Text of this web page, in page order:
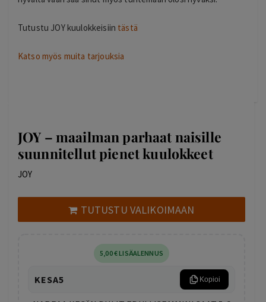
Tutustu JOY kuulokkeisiin tästä
Katso myös muita tarjouksia
JOY – maailman parhaat naisille
suunnitellut pienet kuulokkeet
JOY
TUTUSTU VALIKOIMAAN
5 ,00€LISÄALENNUS
KESA5 Kopioi